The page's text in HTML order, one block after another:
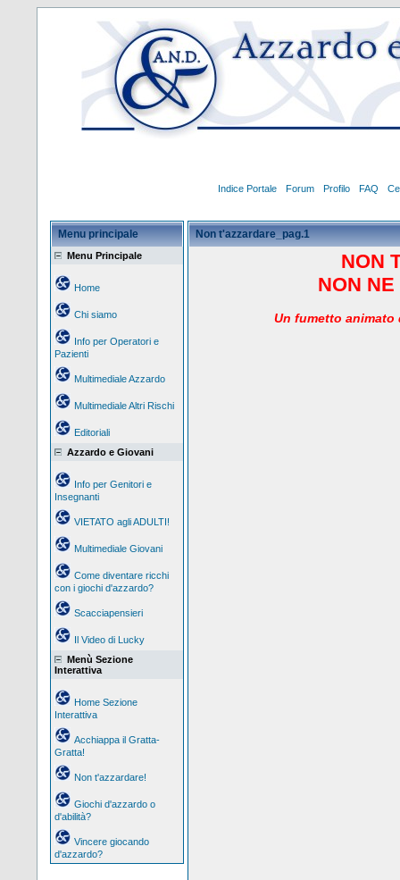
Indice Portale Forum Profilo FAQ
Menu principale
Menu Principale
Home
Chi siamo
Info per Operatori e
Pazienti
Multimediale Azzardo
Multimediale Altri Rischi
Editoriali
Azzardo e Giovani
Info per Genitori e
Insegnanti
VIETATO agli ADULTI!
Multimediale Giovani
Come diventare ricchi
con i giochi d'azzardo?
Scacciapensieri
Il Video di Lucky
Menù Sezione
Interattiva
Home Sezione
Interattiva
Acchiappa il Gratta-
Gratta!
Non t'azzardare!
Giochi d'azzardo o
d'abilità?
Vincere giocando
d'azzardo?
Non t'azzardare_pag.1
NON
NON
Un fumetto animato